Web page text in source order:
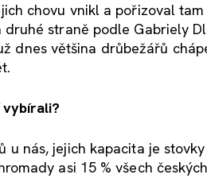
chovu vnikl a pořizoval
straně podle Gabriely
dnes většina drůbežářů
nás, jejich kapacita je
asi 15 % všech